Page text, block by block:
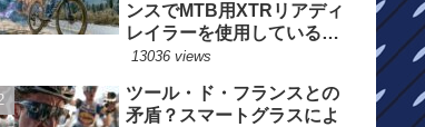
ンスでMTB用XTRリアディ
レイラーを使用しているの
か？
13036 views
ツール・ド・フランスとの
矛盾？スマートグラスによ